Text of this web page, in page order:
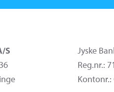
S
Jyske
Reg.nr.:
Kontonr.: